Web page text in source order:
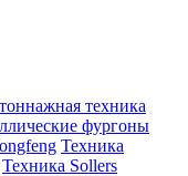
техника
фургоны
Техника
Техника Sollers